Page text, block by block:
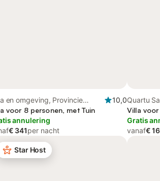
en omgeving, Provincie
10,0
voor 8 personen, met Tuin
annulering
€ 341per nacht
Quartu
Villa
Gratis
vanaf€
Star Host